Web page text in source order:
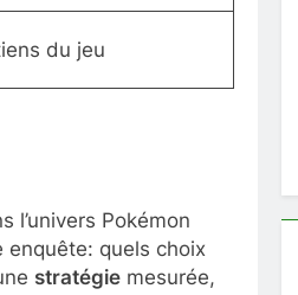
du jeu
l’univers Pokémon
enquête: quels choix
stratégie mesurée,